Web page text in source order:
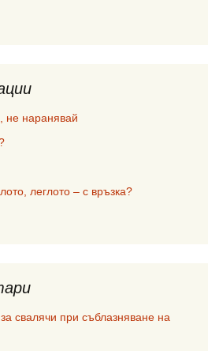
не наранявай
леглото – с връзка?
свалячи при съблазняване на